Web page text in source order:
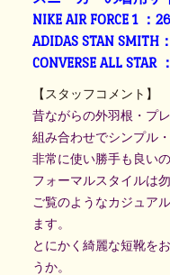
NIKE AIR FORCE 1 ：
ADIDAS STAN SMITH
CONVERSE ALL STAR
【スタッフコメント】
昔ながらの外羽根・プ
組み合わせでシンプル
非常に使い勝手も良いの
フォーマルスタイルは勿
ご覧のようなカジュア
ます。
とにかく綺麗な短靴を
うか。